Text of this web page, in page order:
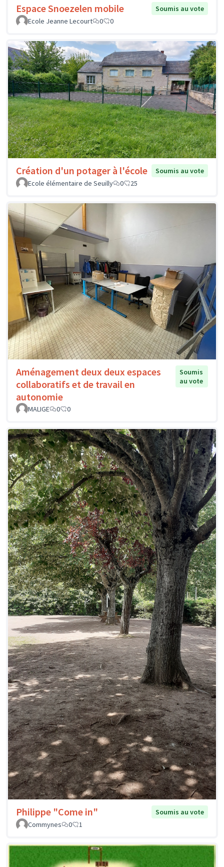
Espace Snoezelen mobile
Soumis au vote
Ecole Jeanne Lecourt
0 0
Création d'un potager à l'école
Soumis au vote
Ecole élémentaire de Seuilly
0 25
Aménagement deux deux espaces
collaboratifs et de travail en
autonomie
Soumis
au vote
MALIGE 0 0
Philippe "Come in"
Soumis au vote
Commynes
0 1